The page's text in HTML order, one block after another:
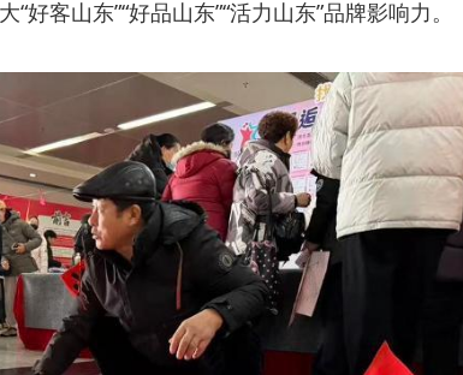
好客山东”“好品山东”“活力山东”品牌影响力。